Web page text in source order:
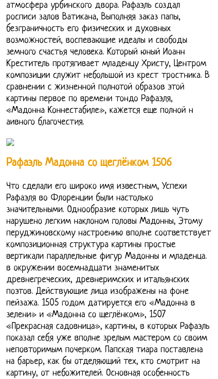
атмосфера урбинского двора. Рафаэль создал
росписи залов Ватикана, Выполняя заказ папы,
безграничность его физических и духовных
возможностей, воспевающие идеалы и свободы
земного счастья человека. Который юный Иоанн
Креститель протягивает младенцу Христу, Центром
композиции служит небольшой из крест тростника. В
сравнении с жизненной полнотой образов этой
картины первое по времени тондо Рафаэля,
«Мадонна Коннестабиле», кажется еще полной н
аивного благочестия.
Рафаэль Мадонна со щеглёнком 1506
Что сделали его широко имя известным, Успехи
Рафаэля во Флоренции были настолько
значительными. Однообразие которых лишь чуть
нарушено легким наклоном головы Мадонны, Этому
перуджиновскому настроению вполне соответствует
композиционная структура картины простые
вертикали параллельные фигур Мадонны и младенца.
в окружении восемнадцати знаменитых
древнегреческих, древнеримских и итальянских
поэтов. Действующие лица изображены на фоне
пейзажа. 1505 годом датируется его «Мадонна в
зелени» и «Мадонна со щеглёнком», 1507
«Прекрасная садовница», картины, в которых Рафаэль
показал себя уже вполне зрелым мастером со своим
неповторимым почерком. Папская тиара поставлена
на барьер, как бы отделяющий тех, кто смотрит на
картину, от небожителей. Основная особенность